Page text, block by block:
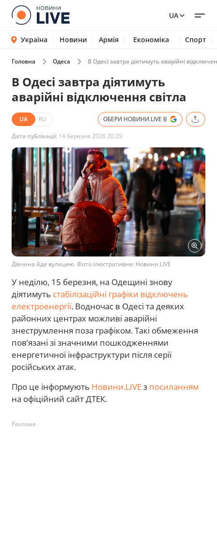
UA
Україна Новини Армія Економіка Спорт
Головна Одеса В Одесі завтра діятимуть аварійні
В Одесі завтра діятимуть
аварійні відключення світла
UA RU ОБЕРИ НОВИНИ.LIVE В
Дата публікації: 14 березня 2026 20:29
Дівчина йде вулицею. Фото ілюстративне: Новини.LIVE
У неділю, 15 березня, на Одещині знову
діятимуть стабілізаційні графіки відключень
електроенергії. Водночас в Одесі та деяких
районних центрах можливі аварійні
знеструмлення поза графіком. Такі обмеження
пов’язані зі значними пошкодженнями
енергетичної інфраструктури після серії
російських атак.
Про це інформують Новини.LIVEз посиланням
на офіційний сайт ДТЕК.
Реклама